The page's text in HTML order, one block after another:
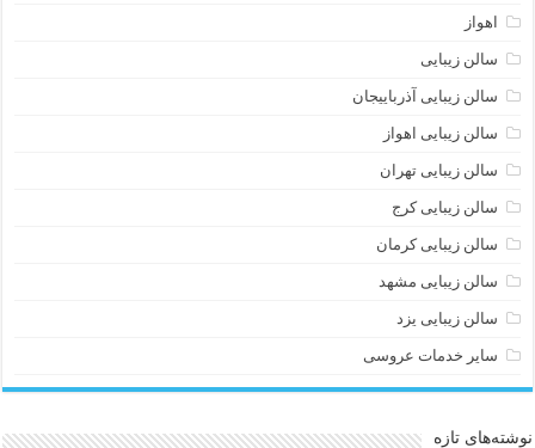
اهواز
سالن زیبایی
سالن زیبایی آذرباییجان
سالن زیبایی اهواز
سالن زیبایی تهران
سالن زیبایی کرج
سالن زیبایی کرمان
سالن زیبایی مشهد
سالن زیبایی یزد
سایر خدمات عروسی
نوشته‌های تازه